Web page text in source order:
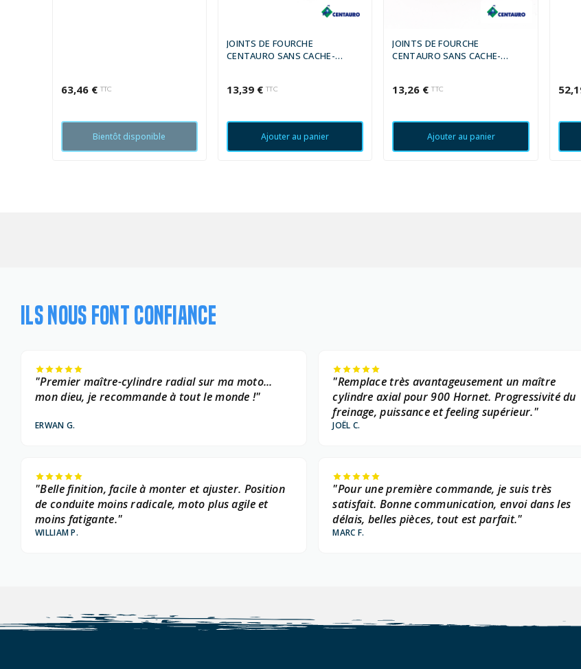
63,46 € TTC
Bientôt disponible
JOINTS DE FOURCHE
CENTAURO SANS CACHE-
13,39 € TTC
Ajouter au panier
JOINTS DE FOURCHE
CENTAURO SANS CACHE-
13,26 € TTC
Ajouter au panier
ILS NOUS FONT CONFIANCE
"Premier maître-cylindre radial sur ma moto...
mon dieu, je recommande à tout le monde !"
ERWAN G.
"Remplace très avantageusement un maître
cylindre axial pour 900 Hornet. Progressivité du
freinage, puissance et feeling supérieur."
JOËL C.
"Belle finition, facile à monter et ajuster. Position
de conduite moins radicale, moto plus agile et
moins fatigante."
WILLIAM P.
"Pour une première commande, je suis très
satisfait. Bonne communication, envoi dans les
délais, belles pièces, tout est parfait."
MARC F.